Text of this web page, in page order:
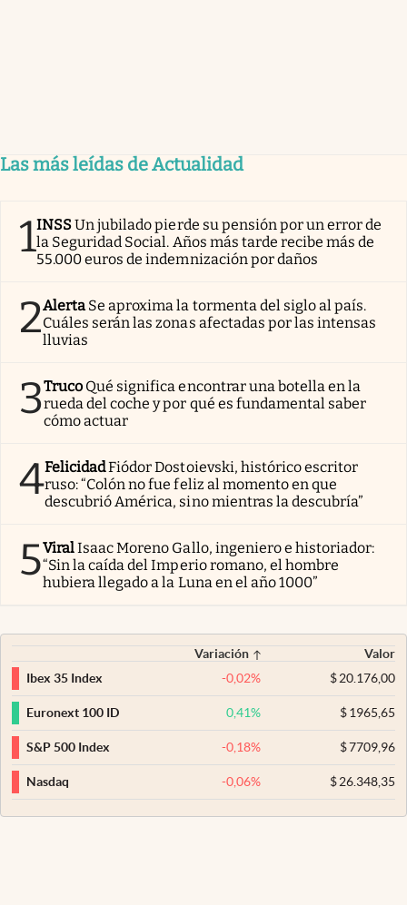
Las más leídas de Actualidad
1INSSUn jubilado pierde su pensión por un error de
la Seguridad Social. Años más tarde recibe más de
55.000 euros de indemnización por daños
2Alerta Se aproxima la tormenta del siglo al país.
Cuáles serán las zonas afectadas por las intensas
lluvias
3Truco Qué significa encontrar una botella en la
rueda del coche y por qué es fundamental saber
cómo actuar
4FelicidadFiódor Dostoievski, histórico escritor
ruso: “Colón no fue feliz al momento en que
descubrió América, sino mientras la descubría”
5ViralIsaac Moreno Gallo, ingeniero e historiador:
“Sin la caída del Imperio romano, el hombre
hubiera llegado a la Luna en el año 1000”
Variación
Valor
Ibex 35 Index
-0,02% $20.176,00
Euronext 100 ID 0,41% $1965,65
S&P 500 Index -0,18% $7709,96
Nasdaq -0,06% $26.348,35